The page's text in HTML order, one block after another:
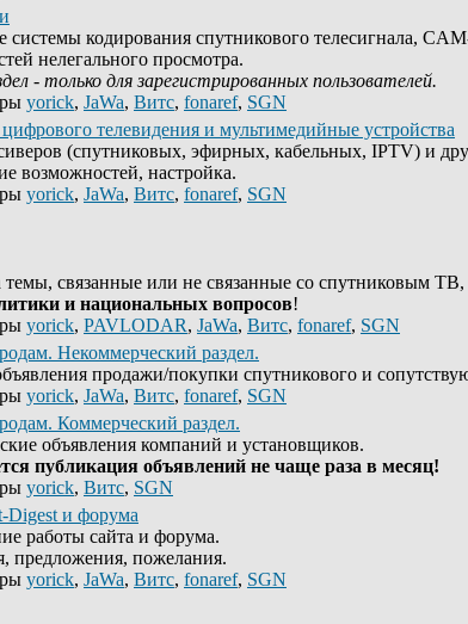
системы кодирования спутникового телесигнала,
нелегального просмотра.
- только для зарегистрированных пользователей.
yorick, JaWa, Витс, fonaref, SGN
телевидения и мультимедийные устройства
(спутниковых, эфирных, кабельных, IPTV) и
возможностей, настройка.
yorick, JaWa, Витс, fonaref, SGN
темы, связанные или не связанные со спутниковым ТВ,
и национальных вопросов!
yorick, PAVLODAR, JaWa, Витс, fonaref, SGN
Некоммерческий раздел.
продажи/покупки спутникового и
yorick, JaWa, Витс, fonaref, SGN
Коммерческий раздел.
объявления компаний и установщиков.
публикация объявлений не чаще раза в месяц!
yorick, Витс, SGN
Digest и форума
работы сайта и форума.
предложения, пожелания.
yorick, JaWa, Витс, fonaref, SGN